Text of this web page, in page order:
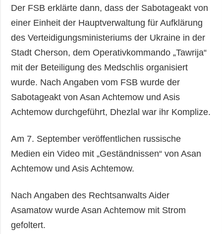
Der FSB erklärte dann, dass der Sabotageakt von
einer Einheit der Hauptverwaltung für Aufklärung
des Verteidigungsministeriums der Ukraine in der
Stadt Cherson, dem Operativkommando „Tawrija“
mit der Beteiligung des Medschlis organisiert
wurde. Nach Angaben vom FSB wurde der
Sabotageakt von Asan Achtemow und Asis
Achtemow durchgeführt, Dhezlal war ihr Komplize.
Am 7. September veröffentlichen russische
Medien ein Video mit „Geständnissen“ von Asan
Achtemow und Asis Achtemow.
Nach Angaben des Rechtsanwalts Aider
Asamatow wurde Asan Achtemow mit Strom
gefoltert.